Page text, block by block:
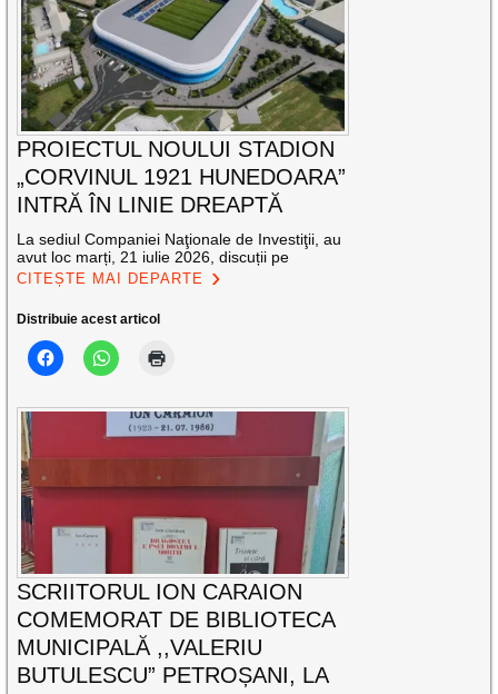
PROIECTUL NOULUI STADION
„CORVINUL 1921 HUNEDOARA”
INTRĂ ÎN LINIE DREAPTĂ
La sediul Companiei Naţionale de Investiţii, au
avut loc marți, 21 iulie 2026, discuții pe
CITEȘTE MAI DEPARTE
Distribuie acest articol
SCRIITORUL ION CARAION
COMEMORAT DE BIBLIOTECA
MUNICIPALĂ ,,VALERIU
BUTULESCU” PETROȘANI, LA